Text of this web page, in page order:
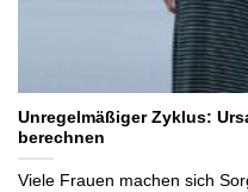
Unregelmäßiger Zyklus:
berechnen
Viele Frauen machen sich